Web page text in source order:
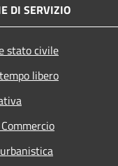
DI SERVIZIO
stato civile
libero